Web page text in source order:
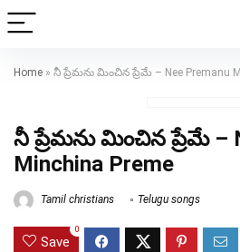
Home » నీ ప్రేమను మించిన ప్రేమే – Nee Premanu
నీ ప్రేమను మించిన ప్రేమే –
Minchina Preme
Tamil christians Telugu songs
Save
0